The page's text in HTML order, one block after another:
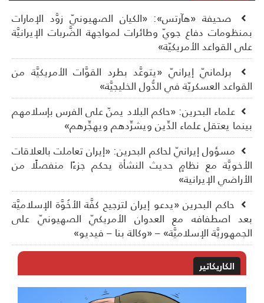
صحيفة «هآرتس»: «الكيان الصهيونيّ زوَّد الإمارات
دفاع جويّ وطائرات لمواجهة الضَّربات الإيرانيَّة
القواعد الأمريكيّة»
برلمانيّ إيرانيّ «يتوعَّد بطرد القوَّات الأمريكيَّة من
العسكريّة في الدُّول الخليجيَّة»
علماء البحرين: «حاكم البلاد يمنّ على الفرس بإسلامهم
يعتقل علماء الدِّين ويشرِّدهم ويهجِّرهم»
مسؤول إيرانيّ لحاكم البحرين: «إيران تعاملت بالعلاقات
مع نظامٍ حديث النشأة يحكم جزءًا منفصلًا من
الإيرانية»
حاكم البحرين «يدعو إيران لترجيح كفَّة الأخُوَّة الإسلاميَّة
اصطفافه مع العدوان الأمريكيّ الصهيونيّ على
الإسلاميَّة» – «وكالة بنا – فيديو»
الكاريكاتير